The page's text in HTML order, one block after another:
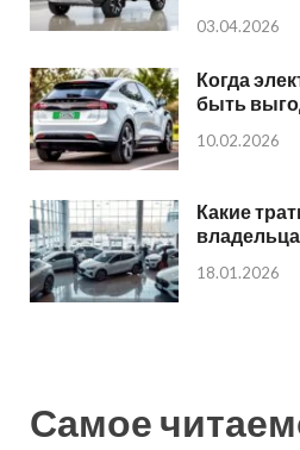
03.04.2026
Когда
быть
10.02.2026
Какие
18.01.2026
Самое